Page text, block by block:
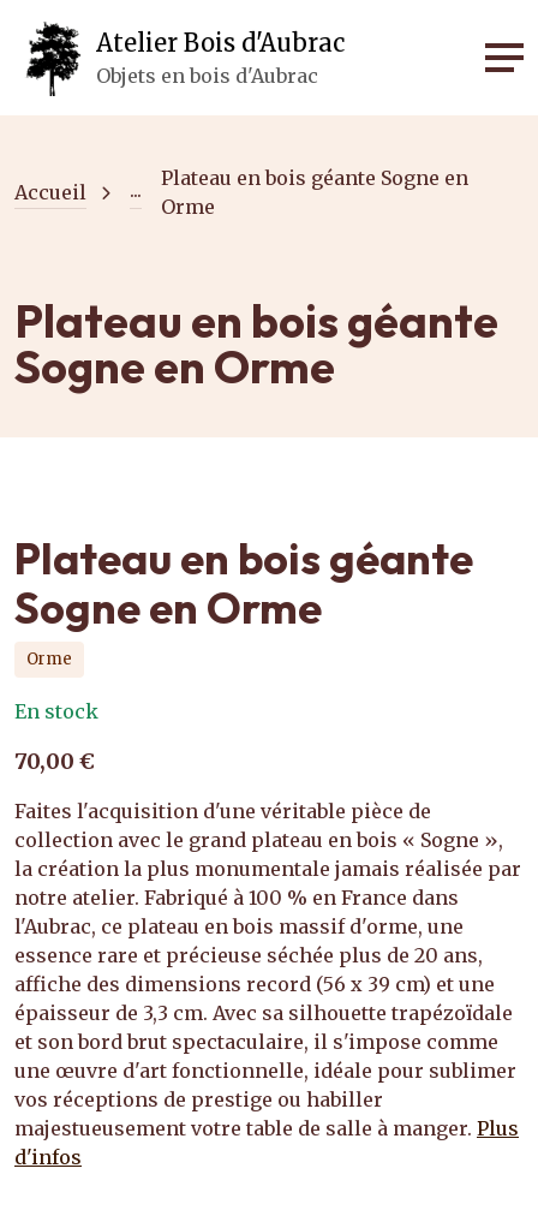
Atelier Bois d'Aubrac
Objets en bois d'Aubrac
Accueil ...
Plateau en bois géante Sogne en
Orme
Plateau en bois géante
Sogne en Orme
Plateau en bois géante
Sogne en Orme
Orme
En stock
70,00 €
Faites l'acquisition d'une véritable pièce de
collection avec le grand plateau en bois « Sogne »,
la création la plus monumentale jamais réalisée par
notre atelier. Fabriqué à 100 % en France dans
l'Aubrac, ce plateau en bois massif d'orme, une
essence rare et précieuse séchée plus de 20 ans,
affiche des dimensions record (56 x 39 cm) et une
épaisseur de 3,3 cm. Avec sa silhouette trapézoïdale
et son bord brut spectaculaire, il s'impose comme
une œuvre d'art fonctionnelle, idéale pour sublimer
vos réceptions de prestige ou habiller
majestueusement votre table de salle à manger. Plus
d'infos